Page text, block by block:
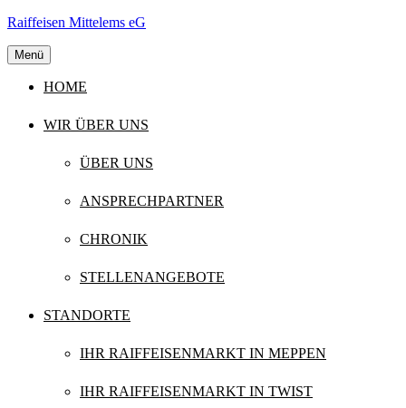
Skip
content
Raiffeisen Mittelems eG
Menü
HOME
WIR ÜBER UNS
ÜBER UNS
ANSPRECHPARTNER
CHRONIK
STELLENANGEBOTE
STANDORTE
IHR RAIFFEISENMARKT IN MEPPEN
IHR RAIFFEISENMARKT IN TWIST